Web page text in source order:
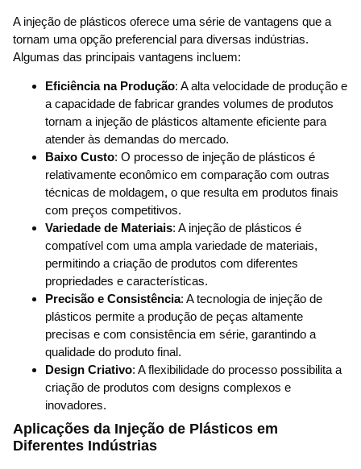
A injeção de plásticos oferece uma série de vantagens que a
tornam uma opção preferencial para diversas indústrias.
Algumas das principais vantagens incluem:
Eficiência na Produção: A alta velocidade de produção e
a capacidade de fabricar grandes volumes de produtos
tornam a injeção de plásticos altamente eficiente para
atender às demandas do mercado.
Baixo Custo: O processo de injeção de plásticos é
relativamente econômico em comparação com outras
técnicas de moldagem, o que resulta em produtos finais
com preços competitivos.
Variedade de Materiais: A injeção de plásticos é
compatível com uma ampla variedade de materiais,
permitindo a criação de produtos com diferentes
propriedades e características.
Precisão e Consistência: A tecnologia de injeção de
plásticos permite a produção de peças altamente
precisas e com consistência em série, garantindo a
qualidade do produto final.
Design Criativo: A flexibilidade do processo possibilita a
criação de produtos com designs complexos e
inovadores.
Aplicações da Injeção de Plásticos em
Diferentes Indústrias